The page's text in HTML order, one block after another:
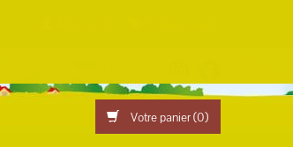
Votre panier (0)